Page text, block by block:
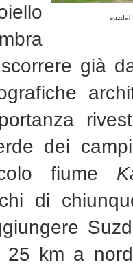
suzdal
già
dei
fiume
di
25 km a